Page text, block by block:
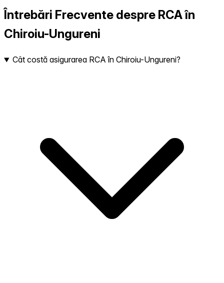
Întrebări Frecvente despre RCA în
Chiroiu-Ungureni
Cât costă asigurarea RCA în Chiroiu-Ungureni?